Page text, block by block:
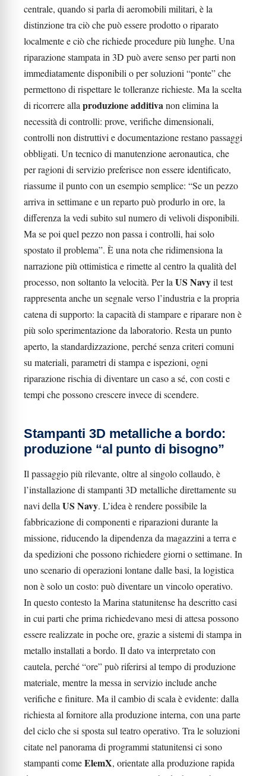
centrale, quando si parla di aeromobili militari, è la
distinzione tra ciò che può essere prodotto o riparato
localmente e ciò che richiede procedure più lunghe. Una
riparazione stampata in 3D può avere senso per parti non
immediatamente disponibili o per soluzioni “ponte” che
permettono di rispettare le tolleranze richieste. Ma la scelta
di ricorrere alla produzione additivanon elimina la
necessità di controlli: prove, verifiche dimensionali,
controlli non distruttivi e documentazione restano passaggi
obbligati. Un tecnico di manutenzione aeronautica, che
per ragioni di servizio preferisce non essere identificato,
riassume il punto con un esempio semplice: “Se un pezzo
arriva in settimane e un reparto può produrlo in ore, la
differenza la vedi subito sul numero di velivoli disponibili.
Ma se poi quel pezzo non passa i controlli, hai solo
spostato il problema”. È una nota che ridimensiona la
narrazione più ottimistica e rimette al centro la qualità del
processo, non soltanto la velocità. Per la US Navyil test
rappresenta anche un segnale verso l’industria e la propria
catena di supporto: la capacità di stampare e riparare non è
più solo sperimentazione da laboratorio. Resta un punto
aperto, la standardizzazione, perché senza criteri comuni
su materiali, parametri di stampa e ispezioni, ogni
riparazione rischia di diventare un caso a sé, con costi e
tempi che possono crescere invece di scendere.
Stampanti 3D metalliche a bordo:
produzione “al punto di bisogno”
Il passaggio più rilevante, oltre al singolo collaudo, è
l’installazione di stampanti 3D metalliche direttamente su
navi della US Navy. L’idea è rendere possibile la
fabbricazione di componenti e riparazioni durante la
missione, riducendo la dipendenza da magazzini a terra e
da spedizioni che possono richiedere giorni o settimane. In
uno scenario di operazioni lontane dalle basi, la logistica
non è solo un costo: può diventare un vincolo operativo.
In questo contesto la Marina statunitense ha descritto casi
in cui parti che prima richiedevano mesi di attesa possono
essere realizzate in poche ore, grazie a sistemi di stampa in
metallo installati a bordo. Il dato va interpretato con
cautela, perché “ore” può riferirsi al tempo di produzione
materiale, mentre la messa in servizio include anche
verifiche e finiture. Ma il cambio di scala è evidente: dalla
richiesta al fornitore alla produzione interna, con una parte
del ciclo che si sposta sul teatro operativo. Tra le soluzioni
citate nel panorama di programmi statunitensi ci sono
stampanti comeElemX, orientate alla produzione rapida